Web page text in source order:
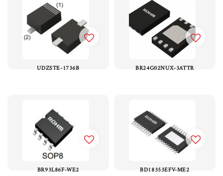
UDZSTE-1736B BR24G02NUX-3ATTR
BR93L86F-WE2 BD18353EFV-ME2